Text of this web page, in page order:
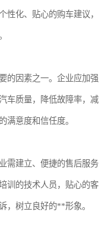
性化、贴心的购车建议，
的因素之一。企业应加强
车质量，降低故障率，减
满意度和信任度。
需建立、便捷的售后服务
训的技术人员，贴心的客
，树立良好的**形象。